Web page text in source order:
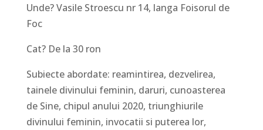
Unde? Vasile Stroescu nr 14, langa Foisorul de
Foc
Cat? De la 30 ron
Subiecte abordate: reamintirea, dezvelirea,
tainele divinului feminin, daruri, cunoasterea
de Sine, chipul anului 2020, triunghiurile
divinului feminin, invocatii si puterea lor,